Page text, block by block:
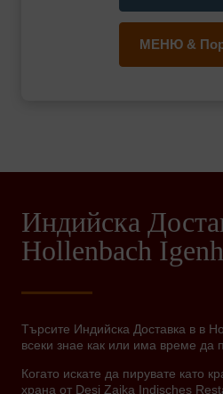
МЕНЮ &
Индийска
Hollenbach
Търсите Индийска Доставка в в
всеки знае как или има време да
Когато искате да пирувате като
храна от Desi Zaika Indisches